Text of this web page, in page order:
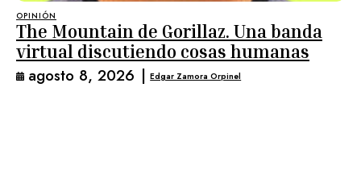
OPINIÓN
The Mountain de Gorillaz. Una banda
virtual discutiendo cosas humanas
agosto 8, 2026 | Edgar Zamora Orpinel